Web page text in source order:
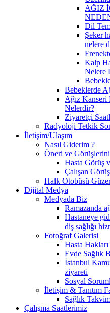
AĞIZ
Dil
Şeker
nelere
Kalp
Nelere
Bebeklerde
Ağız Kanseri
Nelerdir?
Ziyaretçi
Radyoloji Tetkik
İletişim/Ulaşım
Nasıl Giderim ?
Öneri ve
Hasta Görüş
Çalışan
Halk Otobüsü
Dijital Medya
Medyada Biz
Ramazanda
Hastaneye
diş sağlığı
Fotoğraf Galerisi
Hasta
Evde Sağlık
İstanbul
ziyareti
Sosyal
İletişim & Tanıtım
Sağlık
Çalışma Saatlerimiz